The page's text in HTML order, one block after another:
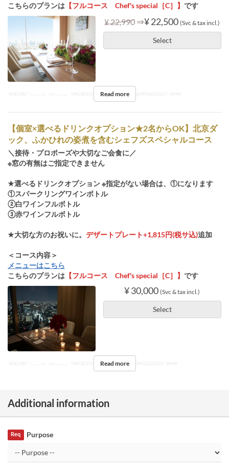
こちらのプランは 【フルコース Chef's special［C］】 です
¥ 22,990 ⇒¥ 22,500 (Svc & tax incl.)
Select
Meals Lunch, Dinner Order Limit 4 ~ 14 Seat Category 個室
Read more
【個室×選べるドリンクオプション★2名からOK】北京ダ
ック、ふかひれの姿煮を含むシェフズスペシャルコース
＼接待・プロポーズや大切なご会食に／
※窓の有無はご指定できません
★選べるドリンクオプション ※指定がない場合は、①になります
①スパークリングワインボトル
②白ワインフルボトル
③赤ワインフルボトル
★大切な方のお祝いに。 デザートプレート+1,815円(税サ込)追加
＜コース内容＞
メニューはこちら
こちらのプランは 【フルコース Chef's special［C］】 です
¥ 30,000 (Svc & tax incl.)
Select
Meals Lunch, Dinner Order Limit 2 ~ 8 Seat Category 個室
Read more
Additional information
Purpose
Req